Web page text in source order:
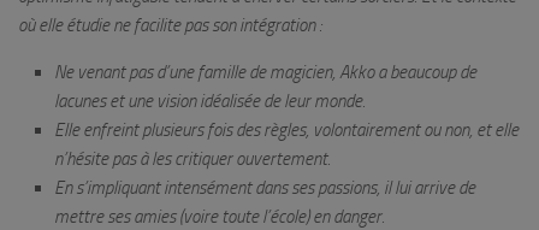
où elle étudie ne facilite pas son intégration :
Ne venant pas d’une famille de magicien, Akko a beaucoup de
lacunes et une vision idéalisée de leur monde.
Elle enfreint plusieurs fois des règles, volontairement ou non, et elle
n’hésite pas à les critiquer ouvertement.
En s’impliquant intensément dans ses passions, il lui arrive de
mettre ses amies (voire toute l’école) en danger.